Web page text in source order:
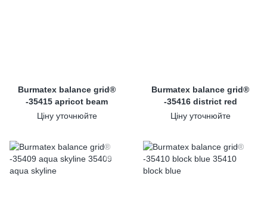
Burmatex balance grid®
-35415 apricot beam
Ціну уточнюйте
Burmatex balance grid®
-35416 district red
Ціну уточнюйте